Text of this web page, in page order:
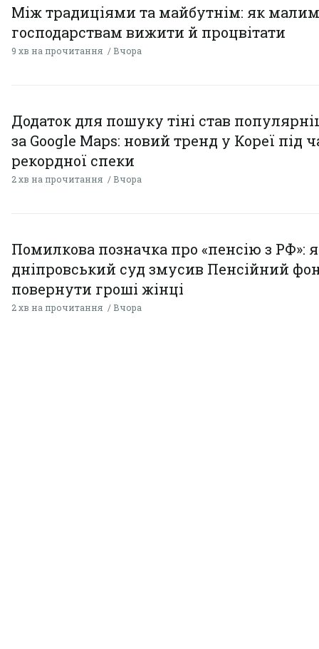
Між традиціями та майбутнім: як малим
господарствам вижити й процвітати
9 хв на прочитання Вчора
Додаток для пошуку тіні став
за Google Maps: новий тренд у Кореї під
рекордної спеки
2 хв на прочитання Вчора
Помилкова позначка про «пенсію з РФ»:
дніпровський суд змусив Пенсійний
повернути гроші жінці
2 хв на прочитання Вчора